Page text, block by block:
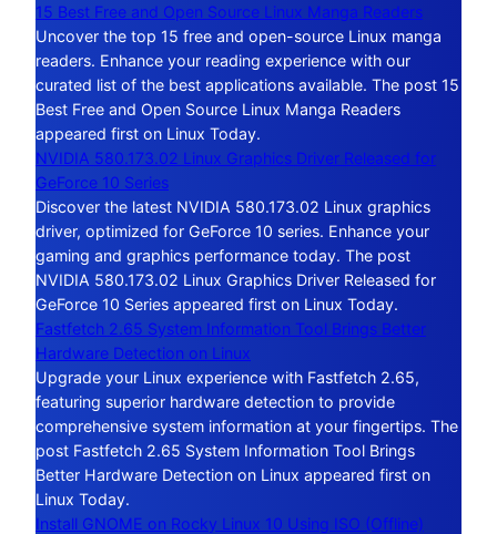
15 Best Free and Open Source Linux Manga Readers
Uncover the top 15 free and open-source Linux manga
readers. Enhance your reading experience with our
curated list of the best applications available. The post 15
Best Free and Open Source Linux Manga Readers
appeared first on Linux Today.
NVIDIA 580.173.02 Linux Graphics Driver Released for
GeForce 10 Series
Discover the latest NVIDIA 580.173.02 Linux graphics
driver, optimized for GeForce 10 series. Enhance your
gaming and graphics performance today. The post
NVIDIA 580.173.02 Linux Graphics Driver Released for
GeForce 10 Series appeared first on Linux Today.
Fastfetch 2.65 System Information Tool Brings Better
Hardware Detection on Linux
Upgrade your Linux experience with Fastfetch 2.65,
featuring superior hardware detection to provide
comprehensive system information at your fingertips. The
post Fastfetch 2.65 System Information Tool Brings
Better Hardware Detection on Linux appeared first on
Linux Today.
Install GNOME on Rocky Linux 10 Using ISO (Offline)